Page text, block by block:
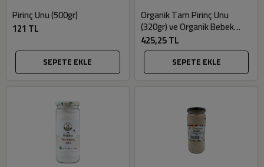
Pirinç Unu (500gr)
121 TL
SEPETE EKLE
Organik Tam Pirinç Unu
(320gr) ve Organik Bebek
İrmiği (330gr) Seti - Mill &
More
425,25 TL
SEPETE EKLE